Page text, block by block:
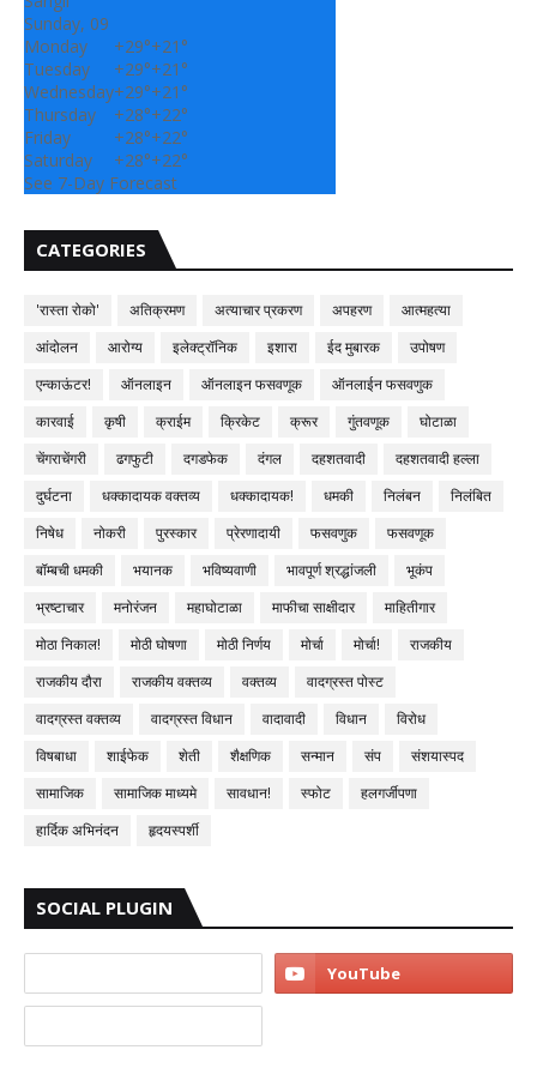
Sunday, 09
Monday
+29°+21°
Tuesday
+29°+21°
Wednesday+29°+21°
Thursday
+28°+22°
Friday
+28°+22°
Saturday
+28°+22°
See 7-Day Forecast
CATEGORIES
'रास्ता रोको' अतिक्रमण अत्याचार प्रकरण अपहरण
आत्महत्या
आंदोलन
आरोग्य इलेक्ट्रॉनिक इशारा ईद मुबारक
उपोषण
एन्काऊंटर!
ऑनलाइन ऑनलाइन फसवणूक
ऑनलाईन फसवणुक
कारवाई
कृषी क्राईम क्रिकेट क्रूर गुंतवणूक
घोटाळा
चेंगराचेंगरी
ढगफुटी दगडफेक दंगल दहशतवादी
दहशतवादी हल्ला
दुर्घटना
धक्कादायक वक्तव्य धक्कादायक! धमकी निलंबन
निलंबित
निषेध
नोकरी पुरस्कार प्रेरणादायी फसवणुक
फसवणूक
बॉम्बची धमकी
भयानक भविष्यवाणी भावपूर्ण श्रद्धांजली
भूकंप
भ्रष्टाचार
मनोरंजन महाघोटाळा माफीचा साक्षीदार
माहितीगार
मोठा निकाल!
मोठी घोषणा मोठी निर्णय मोर्चा मोर्चा!
राजकीय
राजकीय दौरा
राजकीय वक्तव्य वक्तव्य
वादग्रस्त पोस्ट
वादग्रस्त वक्तव्य
वादग्रस्त विधान वादावादी विधान
विरोध
विषबाधा
शाईफेक शेती शैक्षणिक सन्मान संप
संशयास्पद
सामाजिक
सामाजिक माध्यमे सावधान! स्फोट
हलगर्जीपणा
हार्दिक अभिनंदन
हृदयस्पर्शी
SOCIAL PLUGIN